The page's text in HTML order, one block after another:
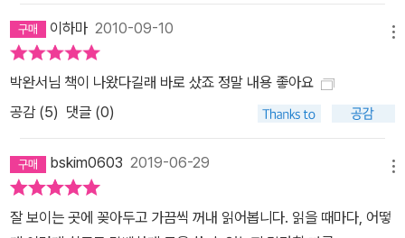
이하마 2010-09-10
박완서님 책이 나왔다길래 바로 샀죠 정말 내용 좋아요
공감 (5) 댓글 (0)
bskim0603 2019-06-29
잘 보이는 곳에 꽂아두고 가끔씩 꺼내 읽어봅니다. 읽을 때마다, 어떻